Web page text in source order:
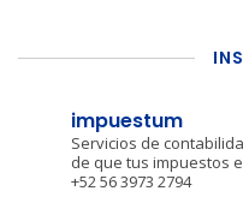
impuestum
Servicios de
de que tus impuestos
+52 56 3973 2794